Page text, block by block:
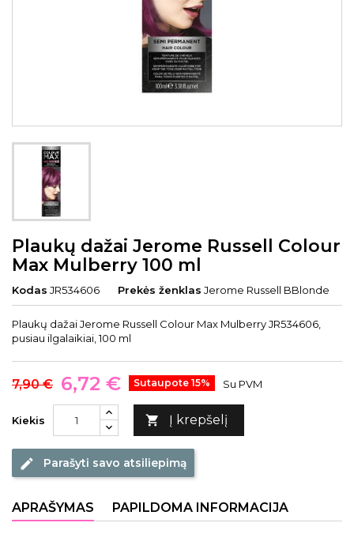
Plaukų dažai Jerome Russell Colour
Max Mulberry 100 ml
Kodas JR534606 Prekės ženklas Jerome Russell BBlonde
Plaukų dažai Jerome Russell Colour Max Mulberry JR534606,
pusiau ilgalaikiai, 100 ml
7,90 € 6,72 € Sutaupote 15% Su PVM
Kiekis  Į krepšelį
edit Parašyti savo atsiliepimą
APRAŠYMAS PAPILDOMA INFORMACIJA